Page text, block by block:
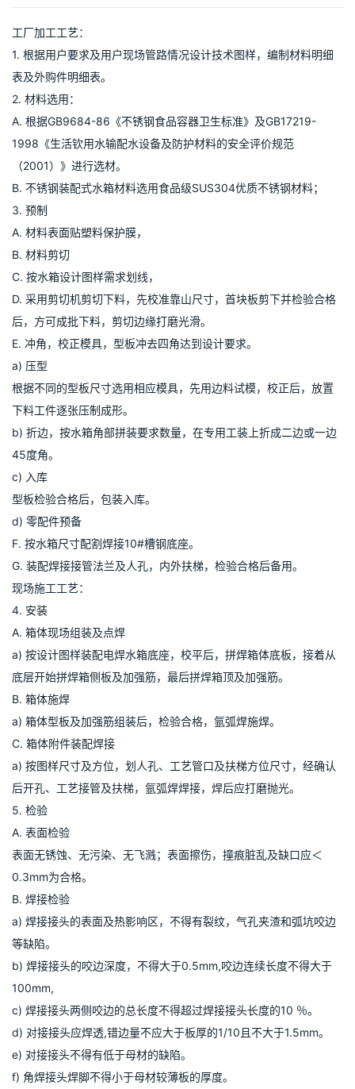
性
长
必须定期进行
必须定期清
贮
水
质
不易附生
响
影响
不锈钢水箱施工工艺
工厂加工工艺：
1. 根据用户要求及用户现场管路情况设计技术图样，编制材料明细
表及外购件明细表。
2. 材料选用：
A. 根据GB9684-86《不锈钢食品容器卫生标准》及GB17219-
1998《生活钦用水输配水设备及防护材料的安全评价规范
（2001）》进行选材。
B. 不锈钢装配式水箱材料选用食品级SUS304优质不锈钢材料；
3. 预制
A. 材料表面贴塑料保护膜，
B. 材料剪切
C. 按水箱设计图样需求划线，
D. 采用剪切机剪切下料，先校准靠山尺寸，首块板剪下并检验合格
后，方可成批下料，剪切边缘打磨光滑。
E. 冲角，校正模具，型板冲去四角达到设计要求。
a) 压型
根据不同的型板尺寸选用相应模具，先用边料试模，校正后，放置
下料工件逐张压制成形。
b) 折边，按水箱角部拼装要求数量，在专用工装上折成二边或一边
45度角。
c) 入库
型板检验合格后，包装入库。
d) 零配件预备
F. 按水箱尺寸配割焊接10#槽钢底座。
G. 装配焊接接管法兰及人孔，内外扶梯，检验合格后备用。
现场施工工艺：
4. 安装
A. 箱体现场组装及点焊
a) 按设计图样装配电焊水箱底座，校平后，拼焊箱体底板，接着从
底层开始拼焊箱侧板及加强筋，最后拼焊箱顶及加强筋。
B. 箱体施焊
a) 箱体型板及加强筋组装后，检验合格，氩弧焊施焊。
C. 箱体附件装配焊接
a) 按图样尺寸及方位，划人孔、工艺管口及扶梯方位尺寸，经确认
后开孔、工艺接管及扶梯，氩弧焊焊接，焊后应打磨抛光。
5. 检验
A. 表面检验
表面无锈蚀、无污染、无飞溅；表面擦伤，撞痕脏乱及缺口应＜
0.3mm为合格。